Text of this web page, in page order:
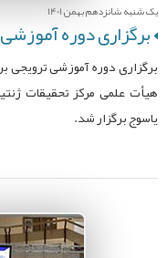
یک شنبه شانزدهم بهمن 1401
برگزاری دوره
برگزاری دوره آموزشی ترویجی
هیأت علمی مرکز تحقیقات
یاسوج برگزار شد.